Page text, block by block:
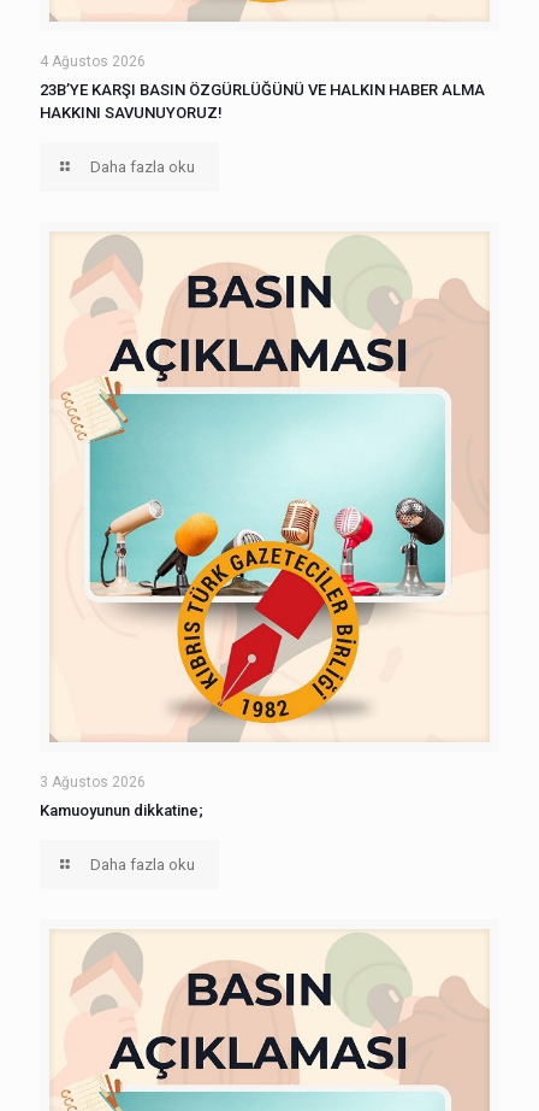
4 Ağustos 2026
23B’YE KARŞI BASIN ÖZGÜRLÜĞÜNÜ VE HALKIN HABER ALMA
HAKKINI SAVUNUYORUZ!
Daha fazla oku
3 Ağustos 2026
Kamuoyunun dikkatine;
Daha fazla oku